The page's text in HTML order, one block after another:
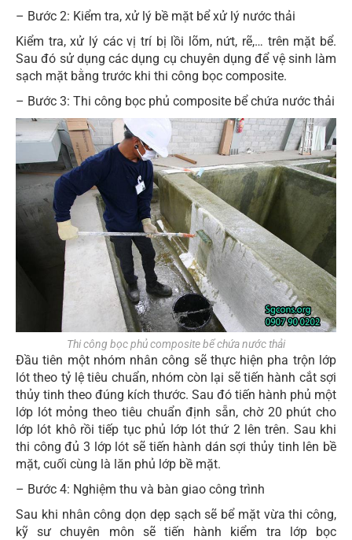
– Bước 2: Kiểm tra, xử lý bề mặt bể xử lý nước thải
Kiểm tra, xử lý các vị trí bị lồi lõm, nứt, rẽ,… trên mặt bể.
Sau đó sử dụng các dụng cụ chuyên dụng để vệ sinh làm
sạch mặt bằng trước khi thi công bọc composite.
– Bước 3: Thi công bọc phủ composite bể chứa nước thải
Thi công bọc phủ composite bể chứa nước thải
Đầu tiên một nhóm nhân công sẽ thực hiện pha trộn lớp
lót theo tỷ lệ tiêu chuẩn, nhóm còn lại sẽ tiến hành cắt sợi
thủy tinh theo đúng kích thước. Sau đó tiến hành phủ một
lớp lót mỏng theo tiêu chuẩn định sẵn, chờ 20 phút cho
lớp lót khô rồi tiếp tục phủ lớp lót thứ 2 lên trên. Sau khi
thi công đủ 3 lớp lót sẽ tiến hành dán sợi thủy tinh lên bề
mặt, cuối cùng là lăn phủ lớp bề mặt.
– Bước 4: Nghiệm thu và bàn giao công trình
Sau khi nhân công dọn dẹp sạch sẽ bể mặt vừa thi công,
kỹ sư chuyên môn sẽ tiến hành kiểm tra lớp bọc